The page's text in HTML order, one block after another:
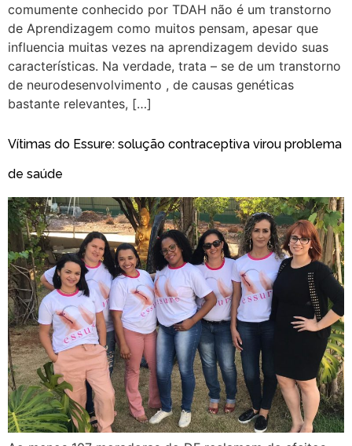
comumente conhecido por TDAH não é um transtorno
de Aprendizagem como muitos pensam, apesar que
influencia muitas vezes na aprendizagem devido suas
características. Na verdade, trata – se de um transtorno
de neurodesenvolvimento , de causas genéticas
bastante relevantes, […]
Vítimas do Essure: solução contraceptiva virou problema
de saúde